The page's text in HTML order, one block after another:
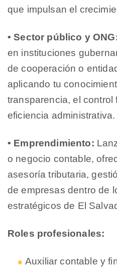
que impulsan el
• Sector público y
en instituciones
de cooperación o
aplicando tu
transparencia, el control
eficiencia administrativa.
• Emprendimiento:
o negocio contable,
asesoría tributaria,
de empresas dentro de
estratégicos de El
Roles profesionales:
Auxiliar contable y